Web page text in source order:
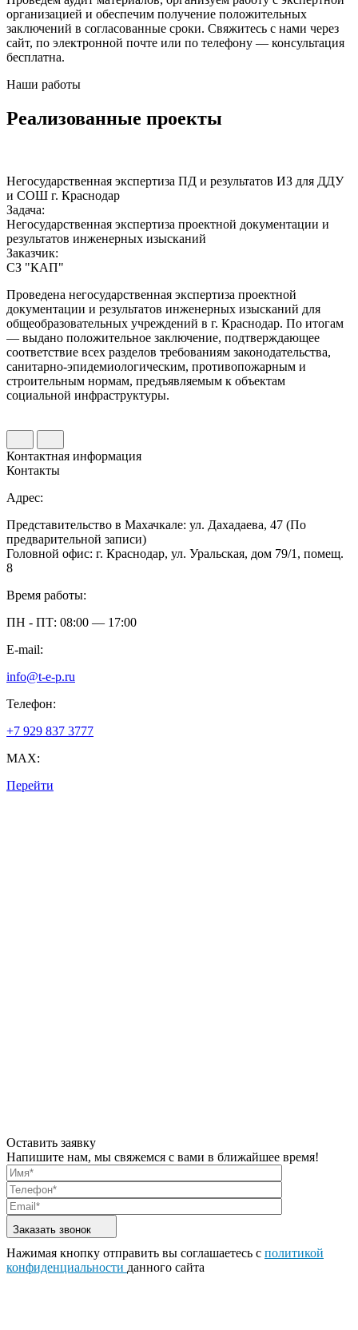
организацией и обеспечим получение положительных
заключений в согласованные сроки. Свяжитесь с нами через
сайт, по электронной почте или по телефону — консультация
бесплатна.
Наши работы
Реализованные проекты
Негосударственная экспертиза ПД и результатов ИЗ для ДДУ
и СОШ г. Краснодар
Задача:
Негосударственная экспертиза проектной документации и
результатов инженерных изысканий
Заказчик:
СЗ "КАП"
Проведена негосударственная экспертиза проектной
документации и результатов инженерных изысканий для
общеобразовательных учреждений в г. Краснодар. По итогам
— выдано положительное заключение, подтверждающее
соответствие всех разделов требованиям законодательства,
санитарно-эпидемиологическим, противопожарным и
строительным нормам, предъявляемым к объектам
социальной инфраструктуры.
Контактная информация
Контакты
Адрес:
Представительство в Махачкале: ул. Дахадаева, 47 (По
предварительной записи)
Головной офис: г. Краснодар, ул. Уральская, дом 79/1, помещ.
8
Время работы:
ПН - ПТ: 08:00 — 17:00
E-mail:
info@t-e-p.ru
Телефон:
+7 929 837 3777
MAX:
Перейти
Оставить заявку
Напишите нам, мы свяжемся с вами в ближайшее время!
Заказать звонок
Нажимая кнопку отправить вы соглашаетесь с политикой
конфиденциальности данного сайта